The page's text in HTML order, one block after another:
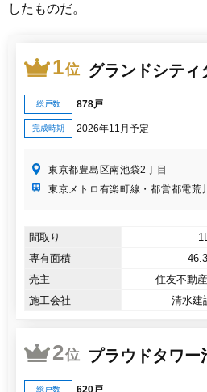
したものだ。
1位 グランドシティ
総戸数 878戸
完成時期 2026年11月予定
東京都豊島区南池袋2丁目
東京メトロ有楽町線・都営都電荒
間取り
専有面積
売主
住友不動
施工会社
清水建
2位 プラウドタワー
総戸数 620戸